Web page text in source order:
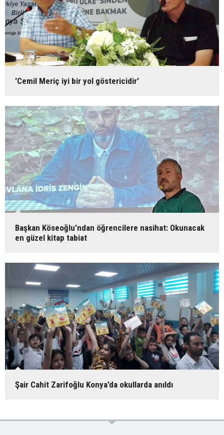
'Cemil Meriç iyi bir yol göstericidir'
Başkan Köseoğlu'ndan öğrencilere nasihat: Okunacak
en güzel kitap tabiat
Şair Cahit Zarifoğlu Konya’da okullarda anıldı